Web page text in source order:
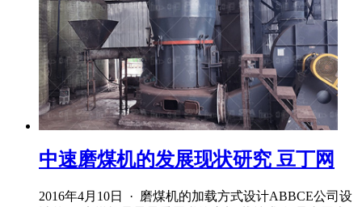
中速磨煤机的发展现状研究 豆丁网
2016年4月10日 · 磨煤机的加载方式设计ABBCE公司设